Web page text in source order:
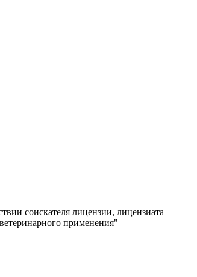
соискателя лицензии, лицензиата
применения"